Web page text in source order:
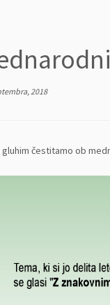
2018
gluhim čestitamo ob